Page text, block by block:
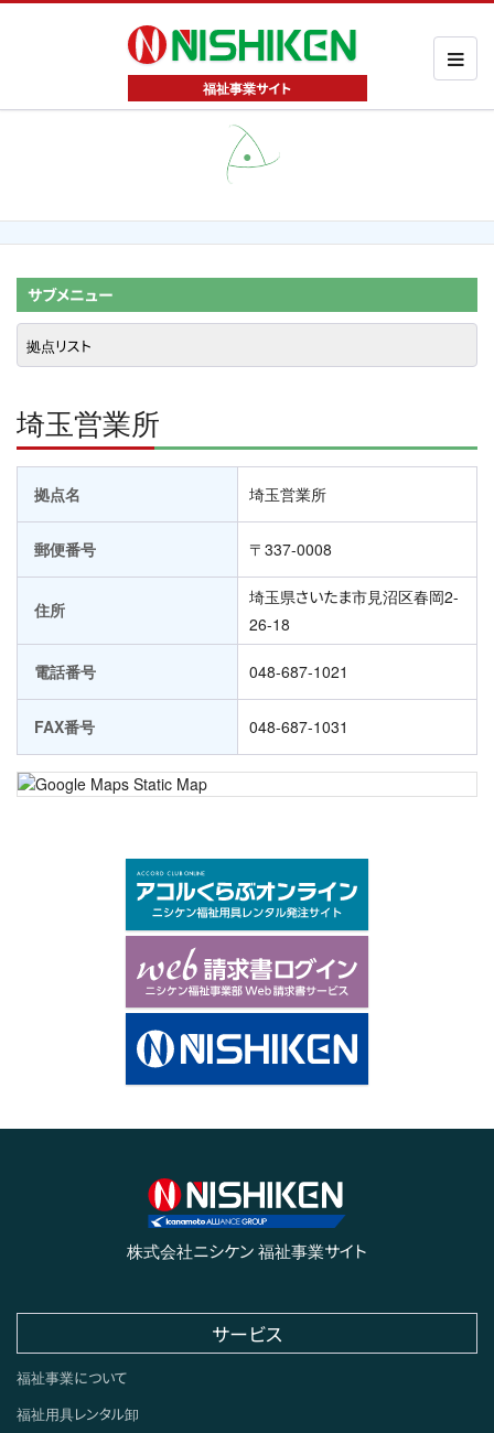
●
サブメニュー
埼玉営業所
拠点名 埼玉営業所
郵便番号 〒337-0008
住所
埼玉県さいたま市見沼区春岡2-
26-18
電話番号 048-687-1021
FAX番号 048-687-1031
株式会社ニシケン 福祉事業サイト
サービス
福祉事業について
福祉用具レンタル卸